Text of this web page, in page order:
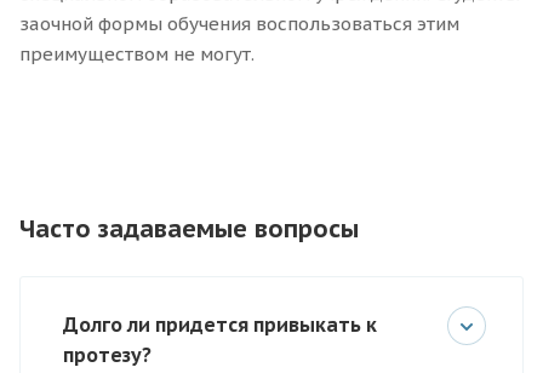
заочной формы обучения воспользоваться этим
преимуществом не могут.
Часто задаваемые вопросы
Долго ли придется привыкать к
протезу?